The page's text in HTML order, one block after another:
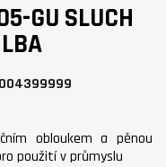
GU SLUCH
obloukem a pěnou
použití v průmyslu